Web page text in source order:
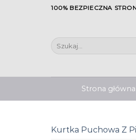
100% BEZPIECZNA
Szukaj:
Strona główna
Kurtka Puchowa Z